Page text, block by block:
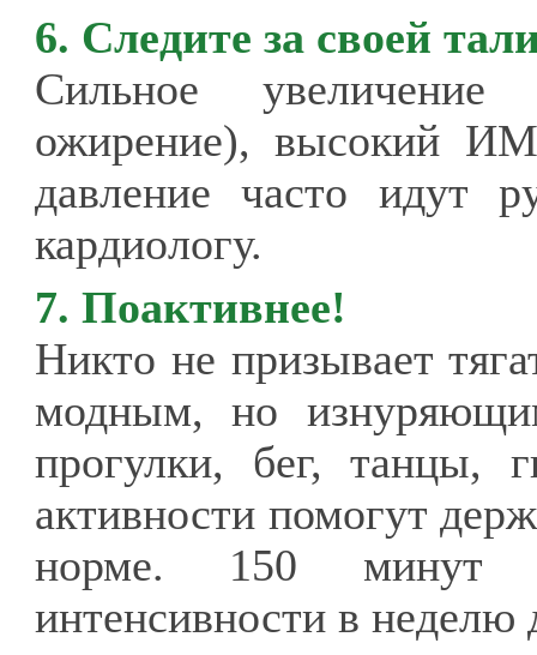
6. Следите за своей
Сильное
ожирение), высокий
давление часто идут
кардиологу.
7. Поактивнее!
Никто не призывает
модным, но
прогулки, бег, танцы,
активности помогут
норме. 150 минут
интенсивности в